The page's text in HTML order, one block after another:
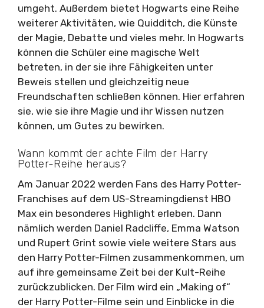
umgeht. Außerdem bietet Hogwarts eine Reihe
weiterer Aktivitäten, wie Quidditch, die Künste
der Magie, Debatte und vieles mehr. In Hogwarts
können die Schüler eine magische Welt
betreten, in der sie ihre Fähigkeiten unter
Beweis stellen und gleichzeitig neue
Freundschaften schließen können. Hier erfahren
sie, wie sie ihre Magie und ihr Wissen nutzen
können, um Gutes zu bewirken.
Wann kommt der achte Film der Harry
Potter-Reihe heraus?
Am Januar 2022 werden Fans des Harry Potter-
Franchises auf dem US-Streamingdienst HBO
Max ein besonderes Highlight erleben. Dann
nämlich werden Daniel Radcliffe, Emma Watson
und Rupert Grint sowie viele weitere Stars aus
den Harry Potter-Filmen zusammenkommen, um
auf ihre gemeinsame Zeit bei der Kult-Reihe
zurückzublicken. Der Film wird ein „Making of“
der Harry Potter-Filme sein und Einblicke in die